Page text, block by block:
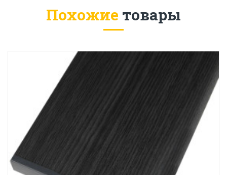
Похожие товары